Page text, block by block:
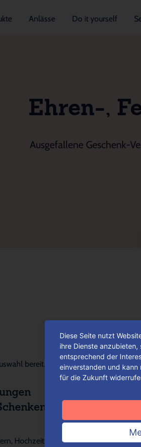
Anlässe Do it yourself
Ehren-,
Ausgefallene Geschenk-
bereit.
Hochzeit,
Verpackung
komfortabel
So groß die Auswahl
Diese Seite nutzt
ihre Dienste
entsprechend der
einverstanden und kann
für die Zukunft